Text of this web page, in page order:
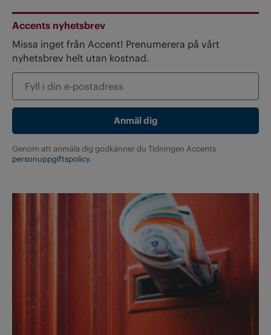
Accents nyhetsbrev
Missa inget från Accent! Prenumerera på vårt
nyhetsbrev helt utan kostnad.
Genom att anmäla dig godkänner du Tidningen Accents
personuppgiftspolicy.